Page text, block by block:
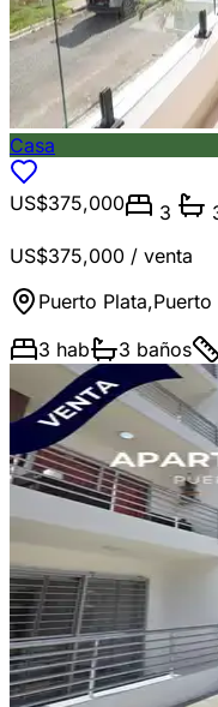
Casa
US$375,000 3
US$375,000 / venta
Puerto Plata,Puerto
3 hab 3 baños